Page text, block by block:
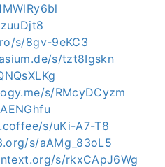
s/8gv-9eKC3
s/tzt8Igskn
s/RMcyDCyzm
s/uKi-A7-T8
s/aAMg_83oL5
s/rkxCApJ6Wg